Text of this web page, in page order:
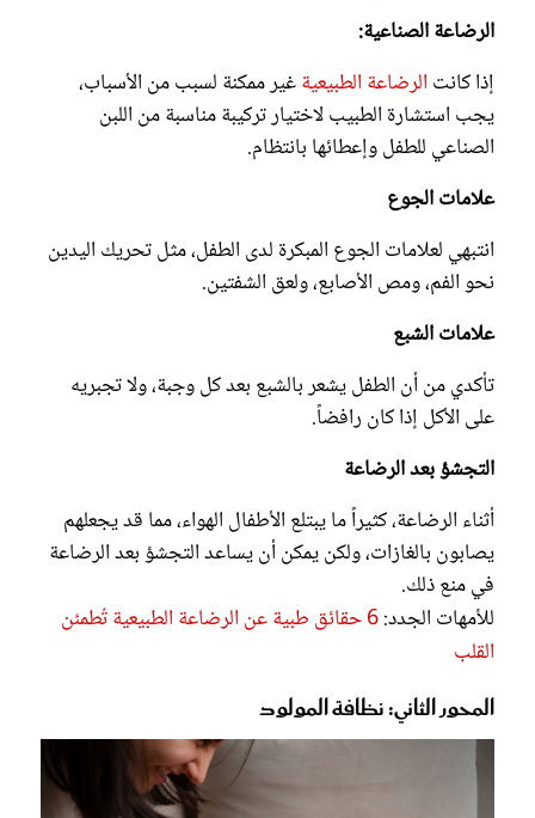
الرضاعة الصناعية:
إذا كانت الرضاعة الطبيعيةغير ممكنة لسبب من الأسباب،
يجب استشارة الطبيب لاختيار تركيبة مناسبة من اللبن
الصناعي للطفل وإعطائها بانتظام.
علامات الجوع
انتبهي لعلامات الجوع المبكرة لدى الطفل، مثل تحريك اليدين
نحو الفم، ومص الأصابع، ولعق الشفتين.
علامات الشبع
تأكدي من أن الطفل يشعر بالشبع بعد كل وجبة، ولا تجبريه
على الأكل إذا كان رافضاً.
التجشؤ بعد الرضاعة
أثناء الرضاعة، كثيراً ما يبتلع الأطفال الهواء، مما قد يجعلهم
يصابون بالغازات، ولكن يمكن أن يساعد التجشؤ بعد الرضاعة
في منع ذلك.
للأمهات الجدد:
6 حقائق طبية عن الرضاعة الطبيعية تُطمئن
القلب
المحور الثاني: نظافة المولود